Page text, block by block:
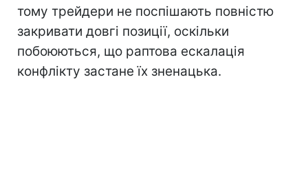
тому трейдери не поспішають повністю
закривати довгі позиції, оскільки
побоюються, що раптова ескалація
конфлікту застане їх зненацька.